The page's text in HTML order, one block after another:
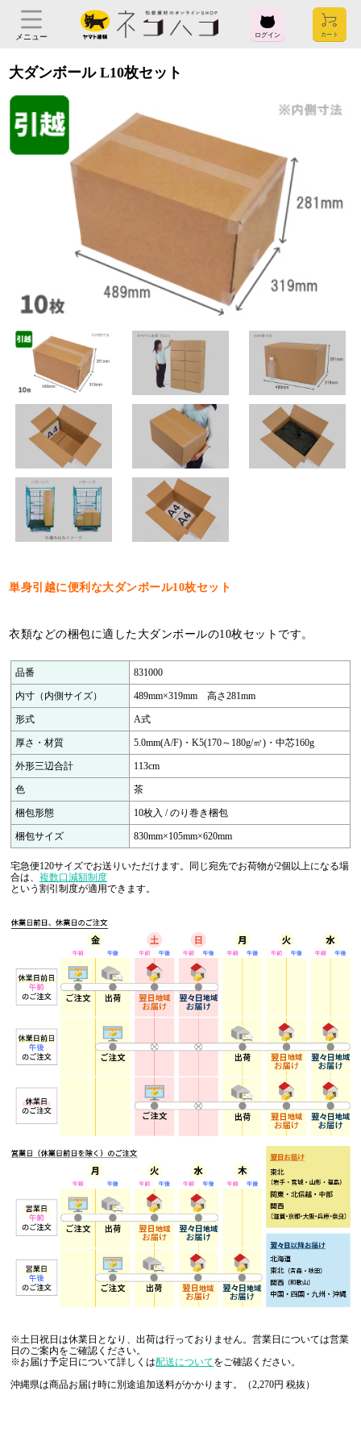
メニュー ログイン
ログイン 購入履歴
お問い合わせ
ご利用ガイド
ヤマト運輸株式会社
〒104-8125
東京都中央区銀座2-16-10
会社概要
特定商取引法について
個人情報保護ポリシー
サイトマップ
お知らせ一覧
大ダンボール L10枚セット
単身引越に便利な大ダンボール10枚セット
衣類などの梱包に適した大ダンボールの10枚セットです。
品番 831000
内寸（内側サイズ） 489mm×319mm 高さ281mm
形式 A式
厚さ・材質 5.0mm(A/F)・K5(170～180g/㎡)・中芯160g
外形三辺合計 113cm
色 茶
梱包形態 10枚入 / のり巻き梱包
梱包サイズ 830mm×105mm×620mm
宅急便120サイズでお送りいただけます。同じ宛先でお荷物が2個以上になる場
合は、 複数口減額制度
という割引制度が適用できます。
※土日祝日は休業日となり、出荷は行っておりません。営業日については営業
日のご案内をご確認ください。
※お届け予定日について詳しくは配送についてをご確認ください。
沖縄県は商品お届け時に別途追加送料がかかります。（2,270円 税抜）